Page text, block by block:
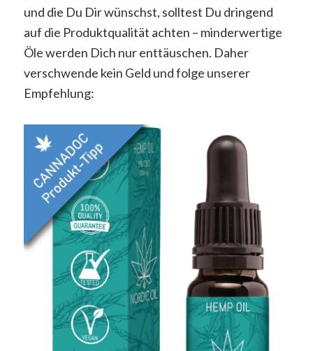
und die Du Dir wünschst, solltest Du dringend
auf die Produktqualität achten – minderwertige
Öle werden Dich nur enttäuschen. Daher
verschwende kein Geld und folge unserer
Empfehlung: